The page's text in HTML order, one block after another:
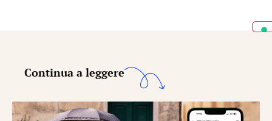
Continua a leggere